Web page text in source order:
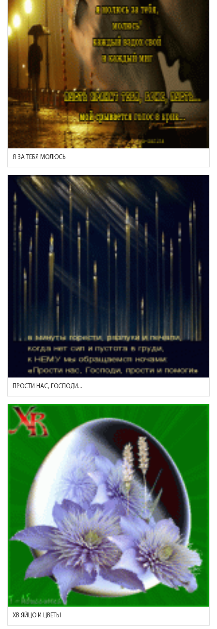
Я ЗА ТЕБЯ МОЛЮСЬ
ПРОСТИ НАС, ГОСПОДИ...
ХВ ЯЙЦО И ЦВЕТЫ